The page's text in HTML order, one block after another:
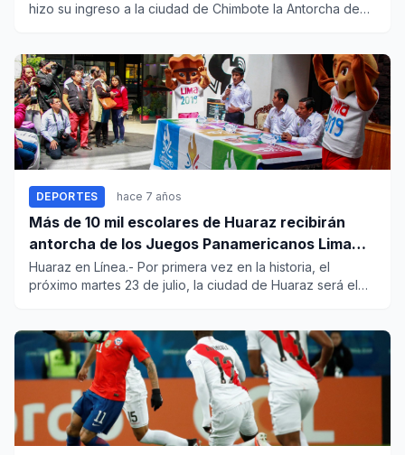
hizo su ingreso a la ciudad de Chimbote la Antorcha de
DEPORTES hace 7 años
Más de 10 mil escolares de Huaraz recibirán
antorcha de los Juegos Panamericanos Lima
2019
Huaraz en Línea.- Por primera vez en la historia, el
próximo martes 23 de julio, la ciudad de Huaraz será el